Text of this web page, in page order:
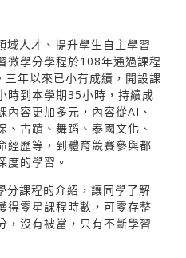
域人才、提升學生自主學習
微學分學程於108年通過課程
年以來已小有成績，開設課
時到本學期35小時，持續成
內容更加多元，內容從AI、
古蹟、舞蹈、泰國文化、
經歷等，到體育競賽參與都
度的學習。
分課程的介紹，讓同學了解
得零星課程時數，可零存整
，沒有被當，只有不斷學習